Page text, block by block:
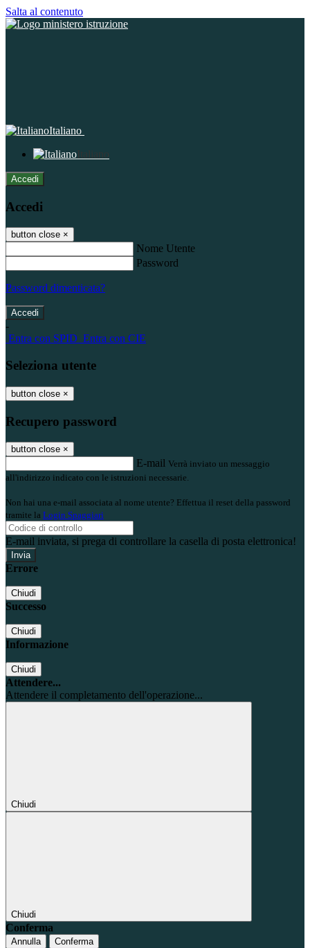
Salta al contenuto
Italiano
Italiano
Accedi
Accedi
button close ×
Nome Utente
Password
Password dimenticata?
-
Entra con SPID Entra con CIE
Seleziona utente
button close ×
Recupero password
button close ×
E-mail Verrà inviato un messaggio
all'indirizzo indicato con le istruzioni necessarie.
Non hai una e-mail associata al nome utente? Effettua il reset della password
tramite la Login Spaggiari
E-mail inviata, si prega di controllare la casella di posta elettronica!
Errore
Chiudi
Successo
Chiudi
Informazione
Chiudi
Attendere...
Attendere il completamento dell'operazione...
Chiudi
Chiudi
Conferma
Annulla Conferma